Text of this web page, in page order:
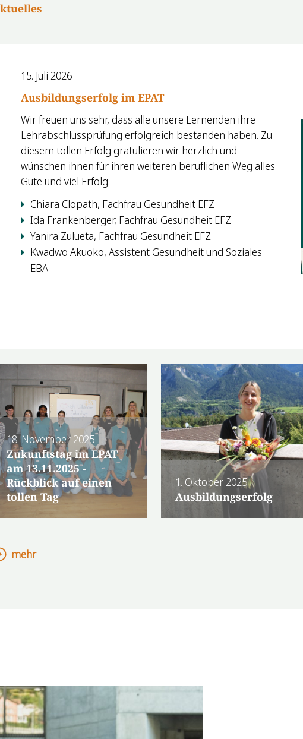
15. Juli 2026
Ausbildungserfolg im EPAT
Wir freuen uns sehr, dass alle unsere Lernenden ihre
Lehrabschlussprüfung erfolgreich bestanden haben. Zu
diesem tollen Erfolg gratulieren wir herzlich und
wünschen ihnen für ihren weiteren beruflichen Weg alles
Gute und viel Erfolg.
Chiara Clopath, Fachfrau Gesundheit EFZ
Ida Frankenberger, Fachfrau Gesundheit EFZ
Yanira Zulueta, Fachfrau Gesundheit EFZ
Kwadwo Akuoko, Assistent Gesundheit und Soziales
EBA
18. November 2025
Zukunftstag im EPAT
am 13.11.2025 -
Rückblick auf einen
tollen Tag
1. Oktober 2025
Ausbildungserfolg
mehr